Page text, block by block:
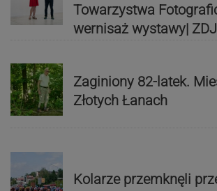
Towarzystwa
wernisaż wystawy|
Zaginiony 82-latek.
Złotych Łanach
Kolarze przemknęli